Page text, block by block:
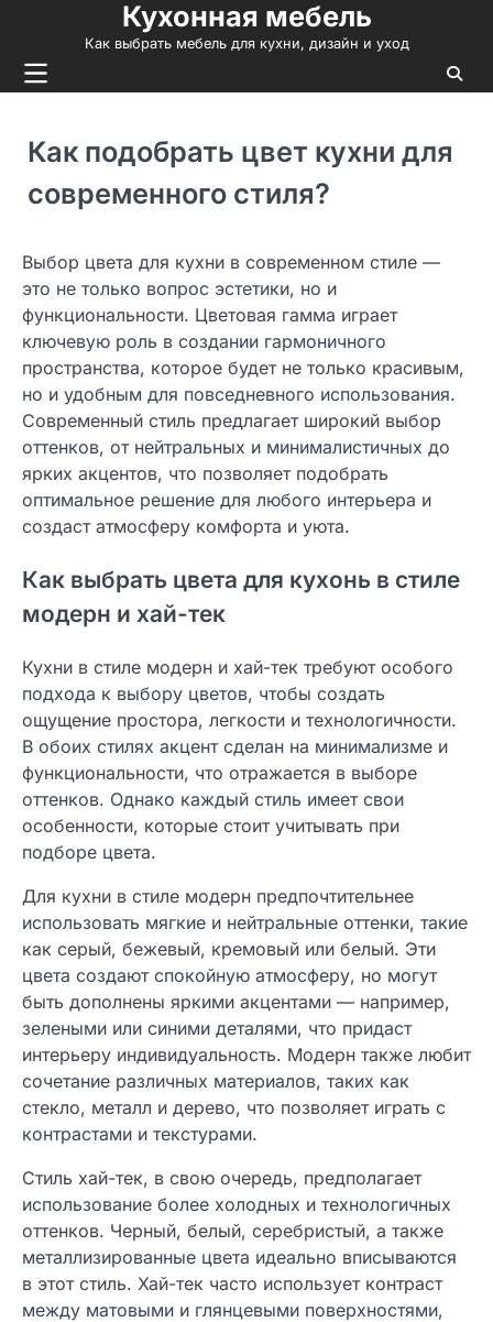
content
Кухонная мебель
Как выбрать мебель для кухни, дизайн и уход
Как подобрать цвет кухни для
современного стиля?
Выбор цвета для кухни в современном стиле —
это не только вопрос эстетики, но и
функциональности. Цветовая гамма играет
ключевую роль в создании гармоничного
пространства, которое будет не только красивым,
но и удобным для повседневного использования.
Современный стиль предлагает широкий выбор
оттенков, от нейтральных и минималистичных до
ярких акцентов, что позволяет подобрать
оптимальное решение для любого интерьера и
создаст атмосферу комфорта и уюта.
Как выбрать цвета для кухонь в стиле
модерн и хай-тек
Кухни в стиле модерн и хай-тек требуют особого
подхода к выбору цветов, чтобы создать
ощущение простора, легкости и технологичности.
В обоих стилях акцент сделан на минимализме и
функциональности, что отражается в выборе
оттенков. Однако каждый стиль имеет свои
особенности, которые стоит учитывать при
подборе цвета.
Для кухни в стиле модерн предпочтительнее
использовать мягкие и нейтральные оттенки, такие
как серый, бежевый, кремовый или белый. Эти
цвета создают спокойную атмосферу, но могут
быть дополнены яркими акцентами — например,
зелеными или синими деталями, что придаст
интерьеру индивидуальность. Модерн также любит
сочетание различных материалов, таких как
стекло, металл и дерево, что позволяет играть с
контрастами и текстурами.
Стиль хай-тек, в свою очередь, предполагает
использование более холодных и технологичных
оттенков. Черный, белый, серебристый, а также
металлизированные цвета идеально вписываются
в этот стиль. Хай-тек часто использует контраст
между матовыми и глянцевыми поверхностями,